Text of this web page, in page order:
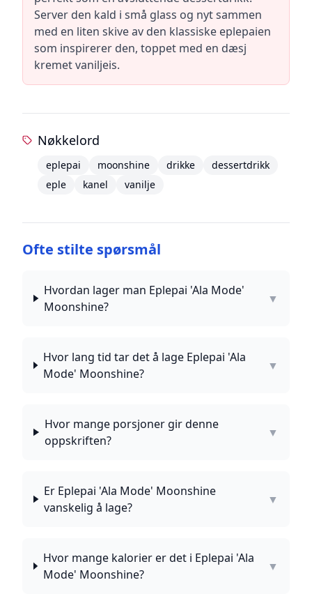
Server den kald i små glass og nyt sammen
med en liten skive av den klassiske eplepaien
som inspirerer den, toppet med en dæsj
kremet vaniljeis.
Nøkkelord
eplepai moonshine drikke
dessertdrikk
eple
kanel vanilje
Ofte stilte spørsmål
Hvordan lager man Eplepai 'Ala Mode'
Moonshine?
▼
Hvor lang tid tar det å lage Eplepai 'Ala
Mode' Moonshine?
▼
Hvor mange porsjoner gir denne
oppskriften?
▼
Er Eplepai 'Ala Mode' Moonshine
vanskelig å lage?
▼
Hvor mange kalorier er det i Eplepai 'Ala
Mode' Moonshine?
▼